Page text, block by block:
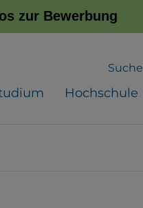
zur Bewerbung
Suche
Hochschule